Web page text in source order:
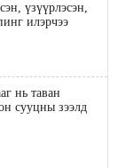
үзүүрлэсэн,
илэрчээ
нь таван
сууцны зээлд